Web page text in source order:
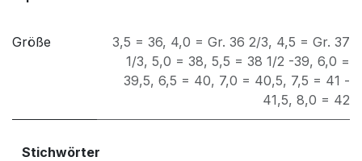
Größe 3,5 = 36, 4,0 = Gr. 36 2/3, 4,5 = Gr. 37
1/3, 5,0 = 38, 5,5 = 38 1/2 -39, 6,0 =
39,5, 6,5 = 40, 7,0 = 40,5, 7,5 = 41 -
41,5, 8,0 = 42
Stichwörter